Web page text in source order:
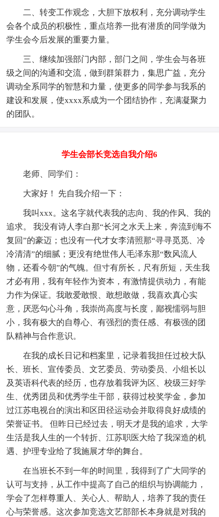
二、转变工作观念，大胆下放权利，充分调动学生
会各个成员的积极性，重点培养一批有潜质的同学做为
学生会今后发展的重要力量。
三、继续加强部门内部，部门之间，学生会与各班
级之间的沟通和交流，做到群策群力，集思广益，充分
调动全系同学的智慧和力量，使更多的同学参与我系的
建设和发展，使xxxx系成为一个团结协作，充满凝聚力
的团队。
学生会部长竞选自我介绍6
老师、同学们：
大家好！ 先自我介绍一下：
我叫xxx。这名字就代表我的志向、我的作风、我的
追求。 我没有诗人李白那“长河之水天上来，奔流到海不
复回”的豪迈；也没有一代才女李清照那“寻寻觅觅、冷
冷清清”的细腻；更没有绝世伟人毛泽东那“数风流人
物，还看今朝”的气魄。但寸有所长，尺有所短，天生我
才必有用，我有年轻作为资本，有激情提供动力，有能
力作为保证。我敢爱敢恨、敢想敢做，我喜欢真心实
意，厌恶勾心斗角，我崇尚高度与长度，鄙视懦弱与胆
小，我有极大的自尊心、有强烈的责任感、有极强的团
队精神与合作意识。
在我的成长日记和档案里，记录着我担任过校大队
长、班长、宣传委员、文艺委员、劳动委员、小组长以
及英语科代表的经历，也存放着我评为区、校级三好学
生、优秀团员和优秀学生干部，获得过校奖学金，参加
过江苏电视台的演出和区田径运动会并取得良好成绩的
荣誉证书。 但昨日已经过去，明天才是我的追求，大学
生活是我人生的一个转折、江苏职医大给了我深造的机
遇、护理专业给了我施展才华的舞台。
在当班长不到一年的时间里，我得到了广大同学的
认可与支持，从工作中提高了自己的组织与协调能力，
学会了怎样尊重人、关心人、帮助人，培养了我的责任
心与荣誉感。这次参加竞选文艺部部长本身就是对我的